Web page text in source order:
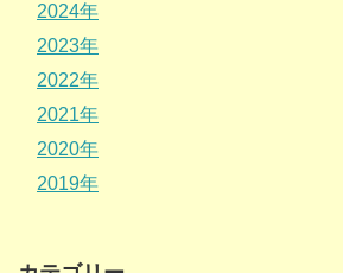
2024年
2023年
2022年
2021年
2020年
2019年